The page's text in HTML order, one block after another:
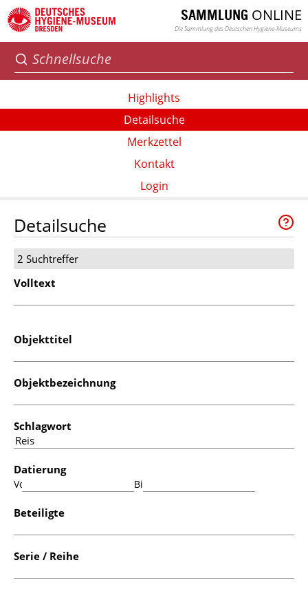
SAMMLUNG ONLINE
Die Sammlung des Deutschen Hygiene-Museums
Highlights
Detailsuche
Merkzettel
Kontakt
Login
Detailsuche
2 Suchtreffer
Volltext
Objekttitel
Objektbezeichnung
Schlagwort
Datierung
Von: Bis:
Beteiligte
Serie / Reihe